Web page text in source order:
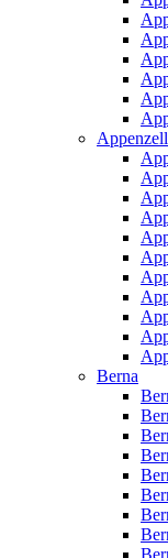
Berna